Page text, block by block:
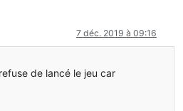
7 déc. 2019 à 09:16
de lancé le jeu car